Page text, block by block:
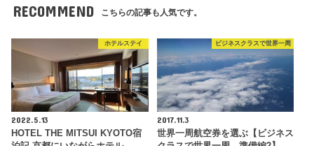
RECOMMEND こちらの記事も人気です。
ホテルステイ
2022.5.13
HOTEL THE MITSUI KYOTO宿
ビジネスクラスで世界一周
2017.11.3
世界一周航空券を選ぶ【ビジネス